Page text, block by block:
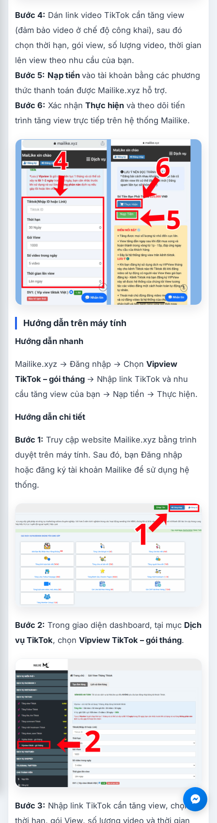
Bước 4: Dán link video TikTok cần tăng view
(đảm bảo video ở chế độ công khai), sau đó
chọn thời hạn, gói view, số lượng video, thời gian
lên view theo nhu cầu của bạn.
Bước 5: Nạp tiền vào tài khoản bằng các phương
thức thanh toán được Mailike.xyz hỗ trợ.
Bước 6: Xác nhận Thực hiện và theo dõi tiến
trình tăng view trực tiếp trên hệ thống Mailike.
Hướng dẫn trên máy tính
Hướng dẫn nhanh
Mailike.xyz → Đăng nhập → Chọn Vipview
TikTok – gói tháng → Nhập link TikTok và nhu
cầu tăng view của bạn → Nạp tiền → Thực hiện.
Hướng dẫn chi tiết
Bước 1: Truy cập website Mailike.xyz bằng trình
duyệt trên máy tính. Sau đó, bạn Đăng nhập
hoặc đăng ký tài khoản Mailike để sử dụng hệ
thống.
Bước 2: Trong giao diện dashboard, tại mục Dịch
vụ TikTok, chọn Vipview TikTok – gói tháng.
Bước 3: Nhập link TikTok cần tăng view, chọn
thời hạn, gói View, số lượng video và thời gian